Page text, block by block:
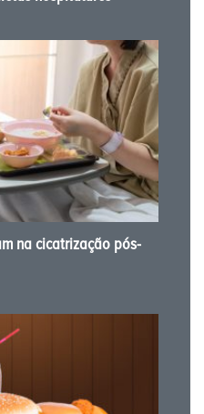
na cicatrização pós-